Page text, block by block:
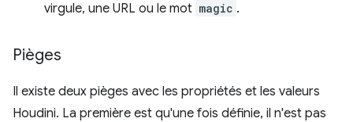
virgule, une URL ou le mot magic .
Pièges
Il existe deux pièges avec les propriétés et les valeurs
Houdini. La première est qu'une fois définie, il n'est pas